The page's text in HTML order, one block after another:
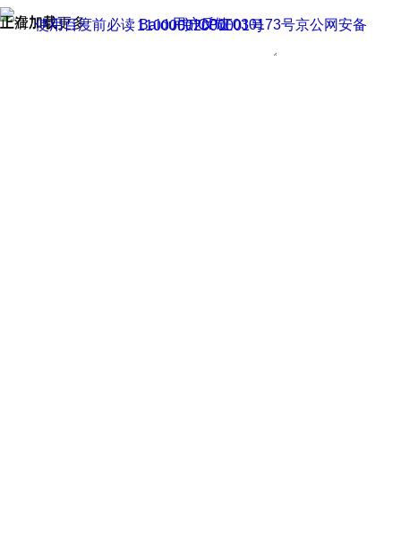
正在加载
上滑加载更多 用户反馈
使用百度前必读 Baidu 京ICP证030173号
京公网安备11000002000001号